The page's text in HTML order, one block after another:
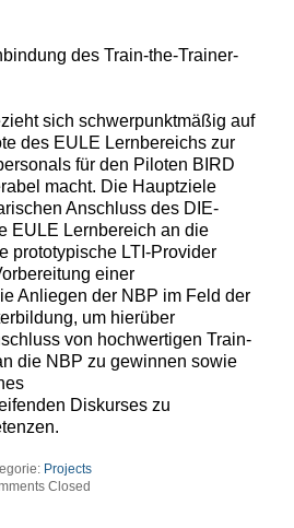
des Train-the-Trainer-
sich schwerpunktmäßig auf
des EULE Lernbereichs zur
für den Piloten BIRD
macht. Die Hauptziele
Anschluss des DIE-
EULE Lernbereich an die
prototypische LTI-Provider
einer
Anliegen der NBP im Feld der
um hierüber
von hochwertigen Train-
die NBP zu gewinnen sowie
Diskurses zu
Projects
Closed